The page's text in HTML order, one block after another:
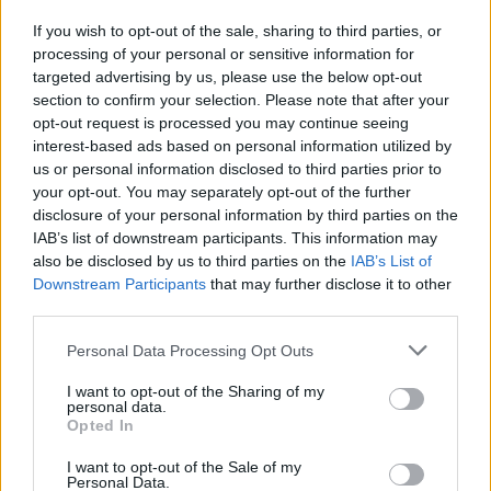
If you wish to opt-out of the sale, sharing to third parties, or
processing of your personal or sensitive information for
targeted advertising by us, please use the below opt-out
section to confirm your selection. Please note that after your
opt-out request is processed you may continue seeing
interest-based ads based on personal information utilized by
us or personal information disclosed to third parties prior to
your opt-out. You may separately opt-out of the further
disclosure of your personal information by third parties on the
IAB’s list of downstream participants. This information may
also be disclosed by us to third parties on the IAB’s List of
Downstream Participants that may further disclose it to other
Please note that this website/app uses one or more Google
not limited to your visit or usage behaviour. You may click to
grant or deny consent to Google and its third-party tags to
use your data for below specified purposes in below Google
consent section.
Personal Data Processing Opt Outs
I want to opt-out of the Sharing of my
personal data.
Opted In
I want to opt-out of the Sale of my
Personal Data.
2026.08.07. Horváth Zsolt
Györfi Mihály több tucat vállalkozással egyeztetett
a kerékpárgyár dolgozóinak megsegítéséről
azoknak a munkavállalóknak, akik a tószegi kerékpárgyár